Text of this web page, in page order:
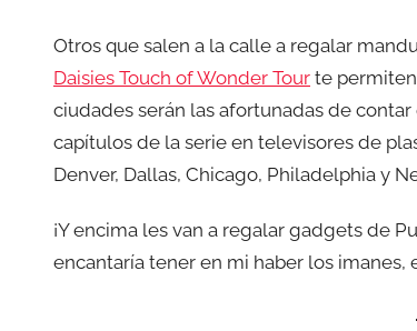
Otros que salen a la calle a regalar
Daisies Touch of Wonder Tour te
ciudades serán las afortunadas de
capítulos de la serie en televisores de
Denver, Dallas, Chicago, Philadelphia y
¡Y encima les van a regalar gadgets de
encantaría tener en mi haber los imanes,